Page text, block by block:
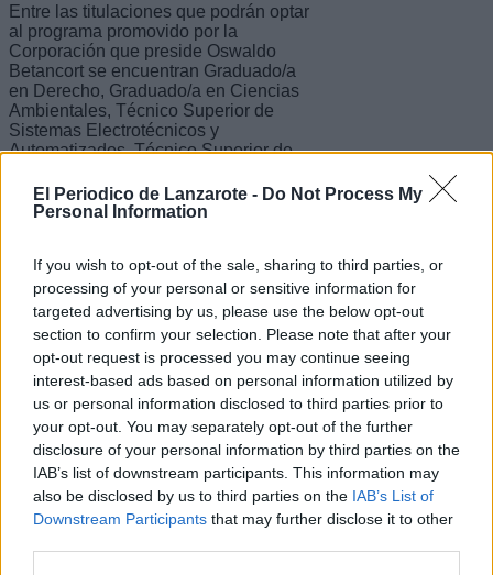
El Periodico de Lanzarote - Do Not Process My
Personal Information
If you wish to opt-out of the sale, sharing to third parties, or
processing of your personal or sensitive information for
targeted advertising by us, please use the below opt-out
section to confirm your selection. Please note that after your
opt-out request is processed you may continue seeing
interest-based ads based on personal information utilized by
us or personal information disclosed to third parties prior to
your opt-out. You may separately opt-out of the further
disclosure of your personal information by third parties on the
IAB’s list of downstream participants. This information may
also be disclosed by us to third parties on the IAB’s List of
Downstream Participants that may further disclose it to other
Entre las titulaciones que podrán optar
al programa promovido por la
Corporación que preside Oswaldo
Betancort se encuentran Graduado/a
en Derecho, Graduado/a en Ciencias
Ambientales, Técnico Superior de
Sistemas Electrotécnicos y
Automatizados, Técnico Superior de
en Promoción de Igualdad de Género,
entre otros perfiles.
potenciar e incrementar las
posibilidades de inserción laboral de
personas con formación cualificada
pero sin experiencia previa en puestos
ajustados a su perfil profesional. Para
ello, los beneficiarios contarán con el
apoyo de dos tutores y un/a
coordinador/a que supervisarán el
proceso de adaptación, así como de
gestores de prácticas en cada
departamento que les guiarán en el
aprendizaje de las tareas y funciones
correspondientes.
Escribir un comentario